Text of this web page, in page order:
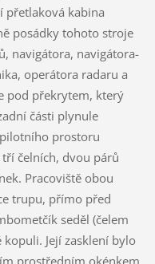
přetlaková kabina
posádky tohoto stroje
navigátora, navigátora-
operátora radaru a
pod překrytem, který
části plynule
prostoru
čelních, dvou párů
Pracoviště obou
trupu, přímo před
seděl (čelem
Její zasklení bylo
prostředním okénkem,